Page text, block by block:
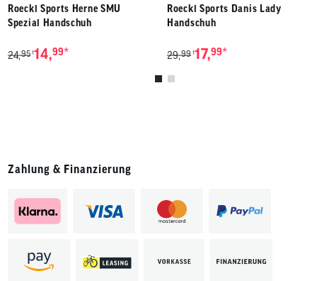
Roeckl Sports Herne SMU
Spezial Handschuh
24,95 114,99*
Roeckl Sports Danis Lady
Handschuh
29,99 117,99*
Zahlung & Finanzierung